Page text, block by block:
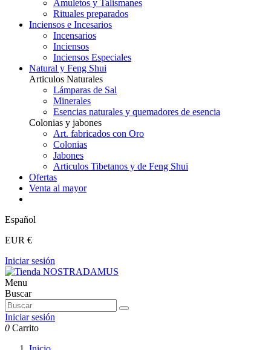
Amuletos y Talismanes
Rituales preparados
Inciensos e Incesarios
Incensarios
Inciensos
Inciensos Especiales
Natural y Feng Shui
Articulos Naturales
Lámparas de Sal
Minerales
Esencias naturales y quemadores de esencia
Colonias y jabones
Art. fabricados con Oro
Colonias
Jabones
Articulos Tibetanos y de Feng Shui
Ofertas
Venta al mayor
Español
EUR €
Iniciar sesión
Menu
Buscar
Iniciar sesión
0 Carrito